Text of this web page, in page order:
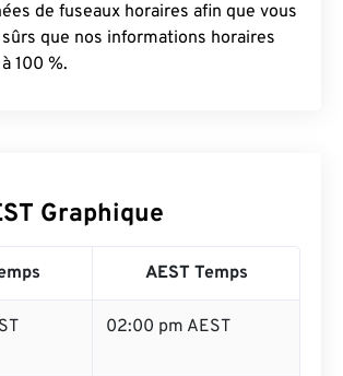
de fuseaux horaires afin que vous
que nos informations horaires
100 %.
Graphique
AEST Temps
02:00 pm AEST